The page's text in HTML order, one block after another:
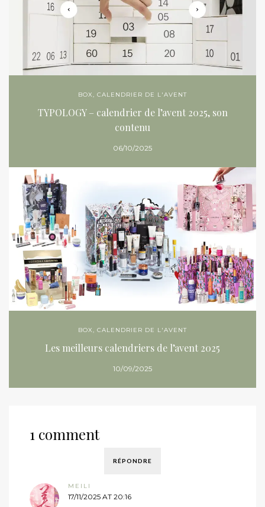
BOX, CALENDRIER DE L'AVENT
TYPOLOGY – calendrier de l’avent 2025, son
contenu
06/10/2025
BOX, CALENDRIER DE L'AVENT
Les meilleurs calendriers de l’avent 2025
10/09/2025
1 comment
RÉPONDRE
MEILI
17/11/2025 AT 20:16